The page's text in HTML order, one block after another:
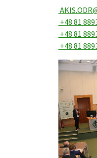
+48 81
+48 81
+48 81